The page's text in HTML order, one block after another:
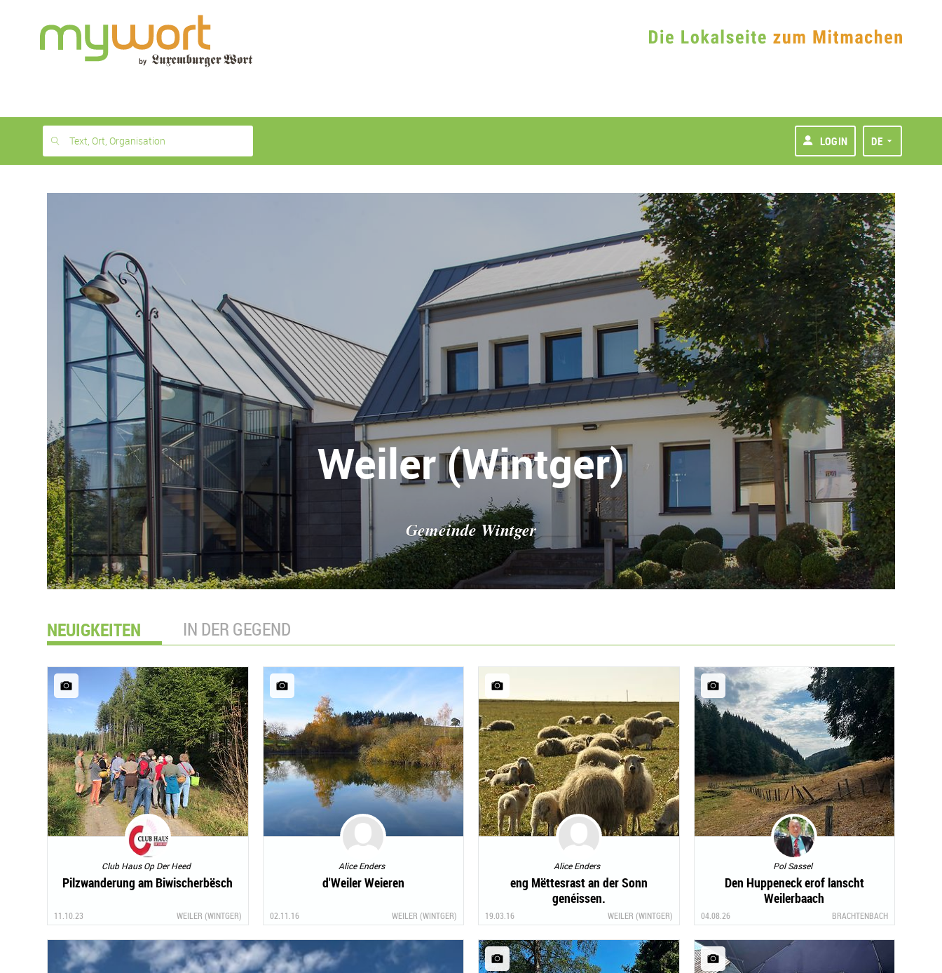
month
free
Text, Ort, Organisation LOGIN DE
Weiler (Wintger)
Gemeinde Wintger
NEUIGKEITEN IN DER GEGEND
Club Haus Op Der Heed
Pilzwanderung am Biwischerbësch
11.10.23 WEILER (WINTGER)
Alice Enders
d'Weiler Weieren
02.11.16 WEILER (WINTGER)
Alice Enders
eng Mëttesrast an der Sonn
genéissen.
19.03.16 WEILER (WINTGER)
Pol Sassel
Den Huppeneck erof lanscht
Weilerbaach
04.08.26 BRACHTENBACH